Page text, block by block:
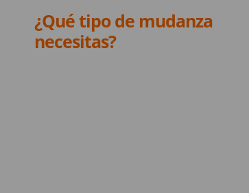
¿Qué tipo de mudanza
necesitas?